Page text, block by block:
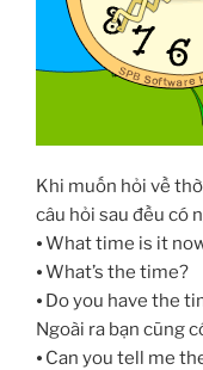
Khi muốn hỏi về
câu hỏi sau đều có
⦁ What time is it
⦁ What’s the time?
⦁ Do you have the
Ngoài ra bạn cũng
⦁ Can you tell me